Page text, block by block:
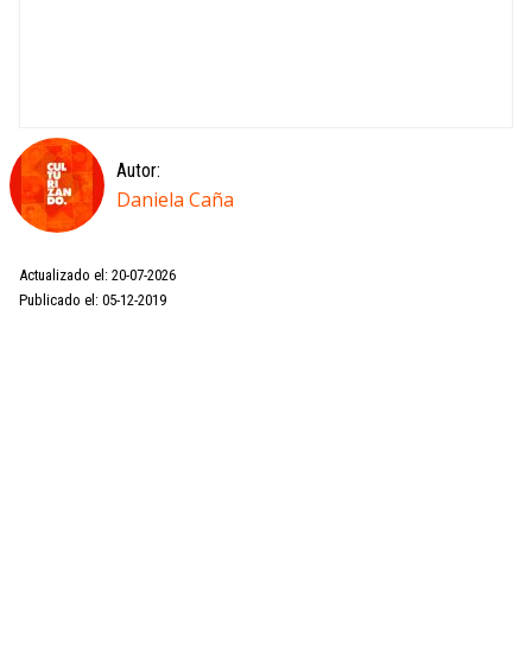
Autor:
Daniela Caña
Actualizado el: 20-07-2026
Publicado el: 05-12-2019